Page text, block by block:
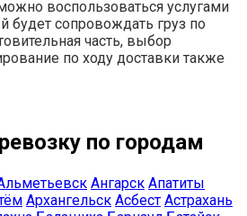
воспользоваться услугами
будет сопровождать груз по
часть, выбор
по ходу доставки также
по городам
Ангарск Апатиты
Архангельск Асбест Астрахань